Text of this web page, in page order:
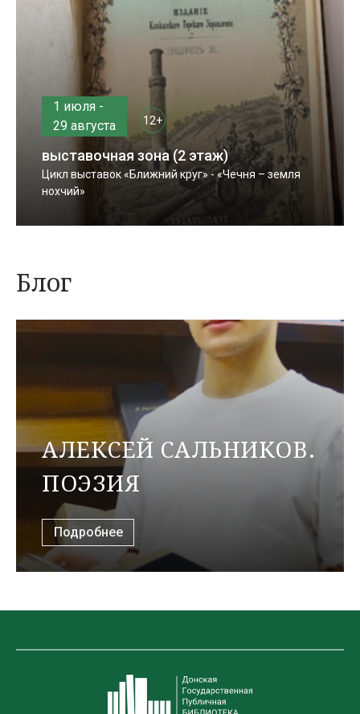
1 июля -
29 августа
12+
выставочная зона (2 этаж)
Цикл выставок «Ближний круг» - «Чечня – земля
нохчий»
Блог
АЛЕКСЕЙ САЛЬНИКОВ.
ПОЭЗИЯ
Подробнее